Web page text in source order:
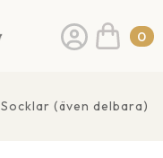
0
Socklar (även delbara)